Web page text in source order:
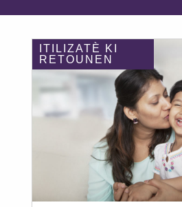
ITILIZATÈ KI
RETOUNEN